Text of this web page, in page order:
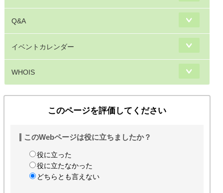
Q&A
イベントカレンダー
WHOIS
このページを評価してください
このWebページは役に立ちましたか？
役に立った
役に立たなかった
どちらとも言えない